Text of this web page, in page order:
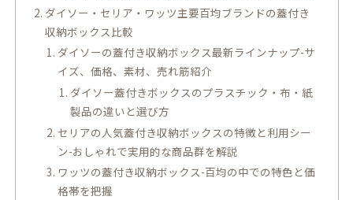
ダイソー・セリア・ワッツ主要百均ブランドの蓋付き
収納ボックス比較
ダイソーの蓋付き収納ボックス最新ラインナップ-サ
イズ、価格、素材、売れ筋紹介
ダイソー蓋付きボックスのプラスチック・布・紙
製品の違いと選び方
セリアの人気蓋付き収納ボックスの特徴と利用シー
ン-おしゃれで実用的な商品群を解説
ワッツの蓋付き収納ボックス-百均の中での特色と価
格帯を把握